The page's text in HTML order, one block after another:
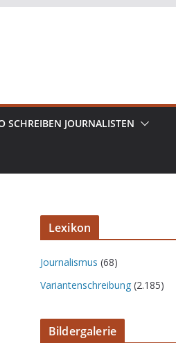
SCHREIBEN JOURNALISTEN
Lexikon
Journalismus (68)
Variantenschreibung (2.185)
Bildergalerie